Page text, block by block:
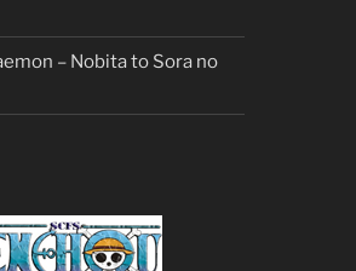
– Nobita to Sora no